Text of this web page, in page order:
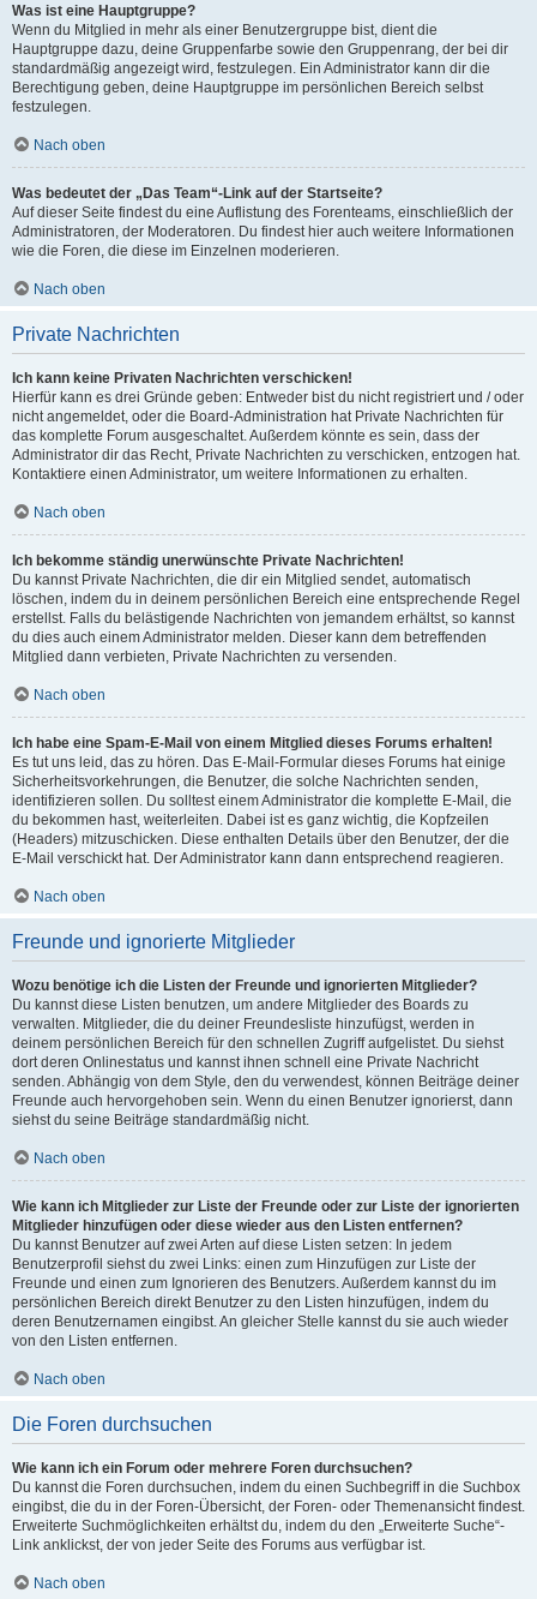
Was ist eine Hauptgruppe?
Wenn du Mitglied in mehr als einer Benutzergruppe bist, dient die
Hauptgruppe dazu, deine Gruppenfarbe sowie den Gruppenrang, der bei dir
standardmäßig angezeigt wird, festzulegen. Ein Administrator kann dir die
Berechtigung geben, deine Hauptgruppe im persönlichen Bereich selbst
festzulegen.
Nach oben
Was bedeutet der „Das Team“-Link auf der Startseite?
Auf dieser Seite findest du eine Auflistung des Forenteams, einschließlich der
Administratoren, der Moderatoren. Du findest hier auch weitere Informationen
wie die Foren, die diese im Einzelnen moderieren.
Nach oben
Private Nachrichten
Ich kann keine Privaten Nachrichten verschicken!
Hierfür kann es drei Gründe geben: Entweder bist du nicht registriert und / oder
nicht angemeldet, oder die Board-Administration hat Private Nachrichten für
das komplette Forum ausgeschaltet. Außerdem könnte es sein, dass der
Administrator dir das Recht, Private Nachrichten zu verschicken, entzogen hat.
Kontaktiere einen Administrator, um weitere Informationen zu erhalten.
Nach oben
Ich bekomme ständig unerwünschte Private Nachrichten!
Du kannst Private Nachrichten, die dir ein Mitglied sendet, automatisch
löschen, indem du in deinem persönlichen Bereich eine entsprechende Regel
erstellst. Falls du belästigende Nachrichten von jemandem erhältst, so kannst
du dies auch einem Administrator melden. Dieser kann dem betreffenden
Mitglied dann verbieten, Private Nachrichten zu versenden.
Nach oben
Ich habe eine Spam-E-Mail von einem Mitglied dieses Forums erhalten!
Es tut uns leid, das zu hören. Das E-Mail-Formular dieses Forums hat einige
Sicherheitsvorkehrungen, die Benutzer, die solche Nachrichten senden,
identifizieren sollen. Du solltest einem Administrator die komplette E-Mail, die
du bekommen hast, weiterleiten. Dabei ist es ganz wichtig, die Kopfzeilen
(Headers) mitzuschicken. Diese enthalten Details über den Benutzer, der die
E-Mail verschickt hat. Der Administrator kann dann entsprechend reagieren.
Nach oben
Freunde und ignorierte Mitglieder
Wozu benötige ich die Listen der Freunde und ignorierten Mitglieder?
Du kannst diese Listen benutzen, um andere Mitglieder des Boards zu
verwalten. Mitglieder, die du deiner Freundesliste hinzufügst, werden in
deinem persönlichen Bereich für den schnellen Zugriff aufgelistet. Du siehst
dort deren Onlinestatus und kannst ihnen schnell eine Private Nachricht
senden. Abhängig von dem Style, den du verwendest, können Beiträge deiner
Freunde auch hervorgehoben sein. Wenn du einen Benutzer ignorierst, dann
siehst du seine Beiträge standardmäßig nicht.
Nach oben
Wie kann ich Mitglieder zur Liste der Freunde oder zur Liste der ignorierten
Mitglieder hinzufügen oder diese wieder aus den Listen entfernen?
Du kannst Benutzer auf zwei Arten auf diese Listen setzen: In jedem
Benutzerprofil siehst du zwei Links: einen zum Hinzufügen zur Liste der
Freunde und einen zum Ignorieren des Benutzers. Außerdem kannst du im
persönlichen Bereich direkt Benutzer zu den Listen hinzufügen, indem du
deren Benutzernamen eingibst. An gleicher Stelle kannst du sie auch wieder
von den Listen entfernen.
Nach oben
Die Foren durchsuchen
Wie kann ich ein Forum oder mehrere Foren durchsuchen?
Du kannst die Foren durchsuchen, indem du einen Suchbegriff in die Suchbox
eingibst, die du in der Foren-Übersicht, der Foren- oder Themenansicht findest.
Erweiterte Suchmöglichkeiten erhältst du, indem du den „Erweiterte Suche“-
Link anklickst, der von jeder Seite des Forums aus verfügbar ist.
Nach oben